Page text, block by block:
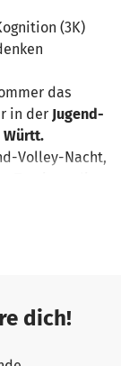
(3K)
das
in der Jugend-
Württ.
Volley-Nacht,
Unsere
2er bis
Pfeifen, usw.
mit
ausgestattet
dich!